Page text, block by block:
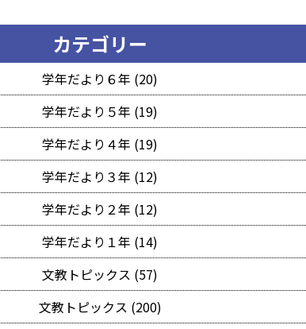
カテゴリー
学年だより６年 (20)
学年だより５年 (19)
学年だより４年 (19)
学年だより３年 (12)
学年だより２年 (12)
学年だより１年 (14)
文教トピックス (57)
文教トピックス (200)